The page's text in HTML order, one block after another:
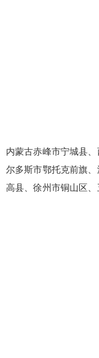
内蒙古赤峰市宁城县
尔多斯市鄂托克前旗
高县、徐州市铜山区